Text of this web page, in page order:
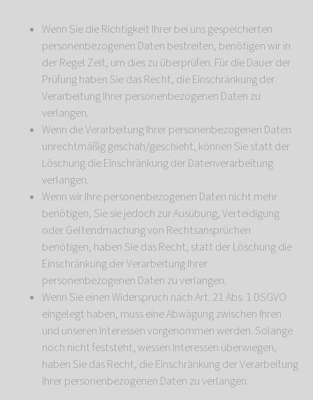
Wenn Sie die Richtigkeit Ihrer bei uns gespeicherten
personenbezogenen Daten bestreiten, benötigen wir in
der Regel Zeit, um dies zu überprüfen. Für die Dauer der
Prüfung haben Sie das Recht, die Einschränkung der
Verarbeitung Ihrer personenbezogenen Daten zu
verlangen.
Wenn die Verarbeitung Ihrer personenbezogenen Daten
unrechtmäßig geschah/geschieht, können Sie statt der
Löschung die Einschränkung der Datenverarbeitung
verlangen.
Wenn wir Ihre personenbezogenen Daten nicht mehr
benötigen, Sie sie jedoch zur Ausübung, Verteidigung
oder Geltendmachung von Rechtsansprüchen
benötigen, haben Sie das Recht, statt der Löschung die
Einschränkung der Verarbeitung Ihrer
personenbezogenen Daten zu verlangen.
Wenn Sie einen Widerspruch nach Art. 21 Abs. 1 DSGVO
eingelegt haben, muss eine Abwägung zwischen Ihren
und unseren Interessen vorgenommen werden. Solange
noch nicht feststeht, wessen Interessen überwiegen,
haben Sie das Recht, die Einschränkung der Verarbeitung
Ihrer personenbezogenen Daten zu verlangen.